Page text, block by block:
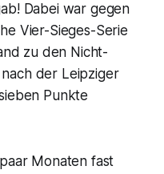
Dabei war gegen
Vier-Sieges-Serie
zu den Nicht-
der Leipziger
Punkte
Monaten fast